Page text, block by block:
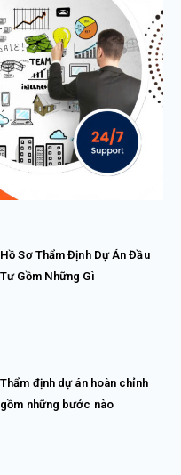
Hồ Sơ Thẩm Định Dự Án Đầu
Tư Gồm Những Gì
Thẩm định dự án hoàn chỉnh
gồm những bước nào